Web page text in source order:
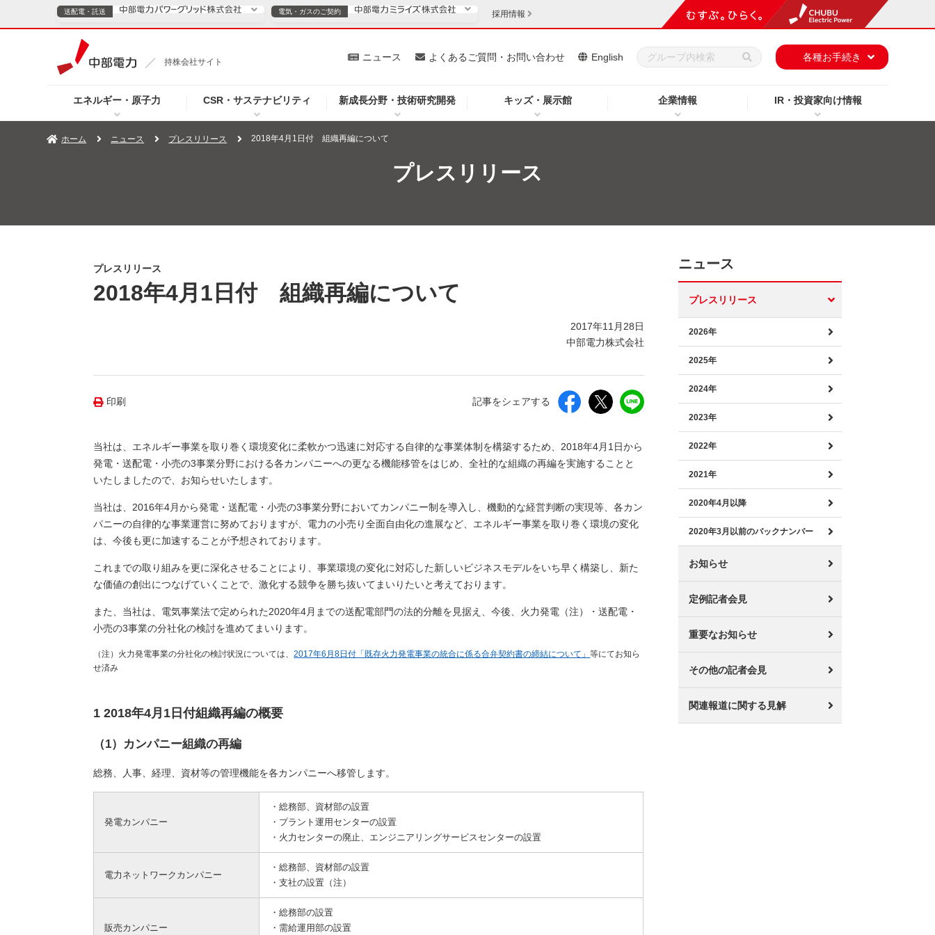
持株会社サイト
エネルギー・原子力 CSR・サステナビリティ 新成長分野・技術研究開発 キッズ・展示館 企業情報 IR・投資家向け情報
ニュース よくあるご質問・お問い合わせ English 各種お手続き
送配電・託送
TOPページへ ご案内 安定供給
企業情報
電気・ガスのご契約
電気・ガスのご契約
TOPページへ 個人のお客さま 法人のお客さま
採用情報
ホーム ニュース プレスリリース 2018年4月1日付 組織再編について
プレスリリース
プレスリリース
2018年4月1日付 組織再編について
2017年11月28日
中部電力株式会社
印刷 記事をシェアする
当社は、エネルギー事業を取り巻く環境変化に柔軟かつ迅速に対応する自律的な事業体制を構築するため、2018年4月1日から
発電・送配電・小売の3事業分野における各カンパニーへの更なる機能移管をはじめ、全社的な組織の再編を実施することと
いたしましたので、お知らせいたします。
当社は、2016年4月から発電・送配電・小売の3事業分野においてカンパニー制を導入し、機動的な経営判断の実現等、各カン
パニーの自律的な事業運営に努めておりますが、電力の小売り全面自由化の進展など、エネルギー事業を取り巻く環境の変化
は、今後も更に加速することが予想されております。
これまでの取り組みを更に深化させることにより、事業環境の変化に対応した新しいビジネスモデルをいち早く構築し、新た
な価値の創出につなげていくことで、激化する競争を勝ち抜いてまいりたいと考えております。
また、当社は、電気事業法で定められた2020年4月までの送配電部門の法的分離を見据え、今後、火力発電（注）・送配電・
小売の3事業の分社化の検討を進めてまいります。
（注）火力発電事業の分社化の検討状況については、2017年6月8日付「既存火力発電事業の統合に係る合弁契約書の締結について」等にてお知ら
せ済み
1 2018年4月1日付組織再編の概要
（1）カンパニー組織の再編
総務、人事、経理、資材等の管理機能を各カンパニーへ移管します。
発電カンパニー
・総務部、資材部の設置
・プラント運用センターの設置
・火力センターの廃止、エンジニアリングサービスセンターの設置
電力ネットワークカンパニー
・総務部、資材部の設置
・支社の設置（注）
販売カンパニー
・総務部の設置
・需給運用部の設置
ニュース
プレスリリース
2026年
2025年
2024年
2023年
2022年
2021年
2020年4月以降
2020年3月以前のバックナンバー
お知らせ
定例記者会見
重要なお知らせ
その他の記者会見
関連報道に関する見解